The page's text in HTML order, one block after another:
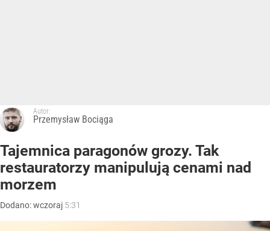
Autor:
Przemysław Bociąga
Tajemnica paragonów grozy. Tak
restauratorzy manipulują cenami nad
morzem
Dodano:wczoraj 5:31